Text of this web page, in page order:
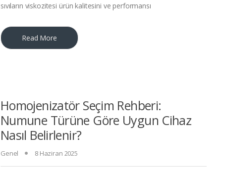
sıvıların viskozitesi ürün kalitesini ve performansı
Read More
Homojenizatör Seçim Rehberi:
Numune Türüne Göre Uygun Cihaz
Nasıl Belirlenir?
Genel 8 Haziran 2025